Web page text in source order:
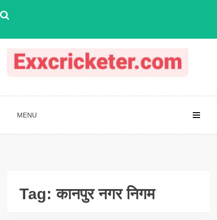
to
MENU
Tag:कानपुर नगर निगम